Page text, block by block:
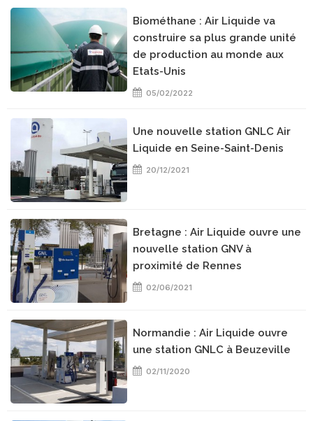
Biométhane : Air Liquide va
construire sa plus grande unité
de production au monde aux
Etats-Unis
05/02/2022
Une nouvelle station GNLC Air
Liquide en Seine-Saint-Denis
20/12/2021
Bretagne : Air Liquide ouvre une
nouvelle station GNV à
proximité de Rennes
02/06/2021
Normandie : Air Liquide ouvre
une station GNLC à Beuzeville
02/11/2020